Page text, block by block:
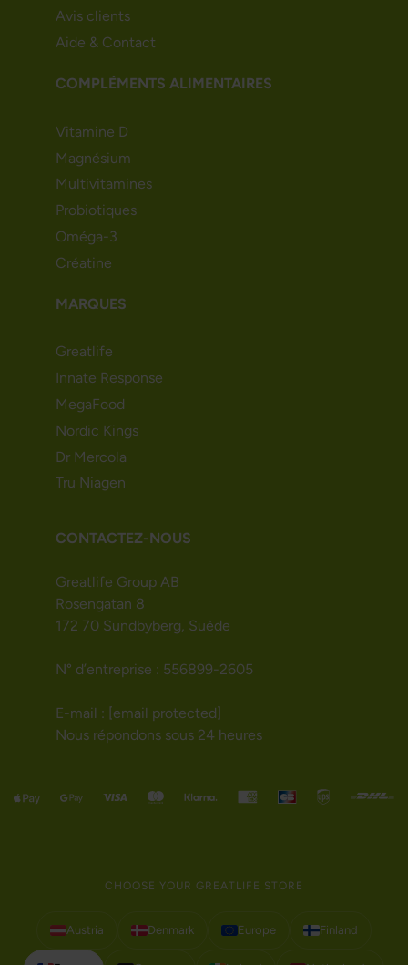
Avis clients
Aide & Contact
COMPLÉMENTS ALIMENTAIRES
Vitamine D
Magnésium
Multivitamines
Probiotiques
Oméga-3
Créatine
MARQUES
Greatlife
Innate Response
MegaFood
Nordic Kings
Dr Mercola
Tru Niagen
CONTACTEZ-NOUS
Greatlife Group AB
Rosengatan 8
172 70 Sundbyberg, Suède
N° d’entreprise : 556899-2605
E-mail : [email protected]
Nous répondons sous 24 heures
CHOOSE YOUR GREATLIFE STORE
Austria Denmark Europe Finland